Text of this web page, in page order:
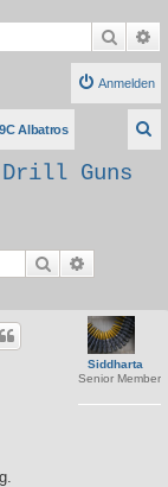
Suche
Anmelden
Albatros
Drill Guns
Suche
Siddharta
Senior Member